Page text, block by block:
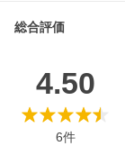
総合評価
4.50
6件